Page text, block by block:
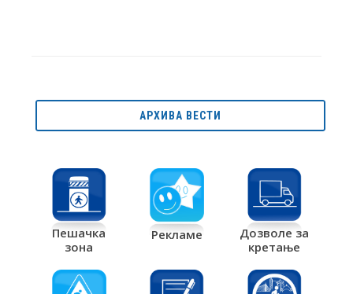
АРХИВА ВЕСТИ
Пешачка
зона
Рекламе
Дозволе за
кретање